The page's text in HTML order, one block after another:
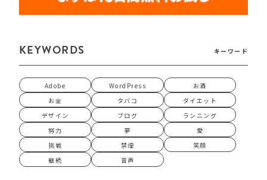
KEYWORDS キーワード
Adobe WordPress
お酒
お金
タバコ
ダイエット
デザイン
ブログ
ランニング
努力
夢
愛
挑戦
禁煙
笑顔
継続
音声